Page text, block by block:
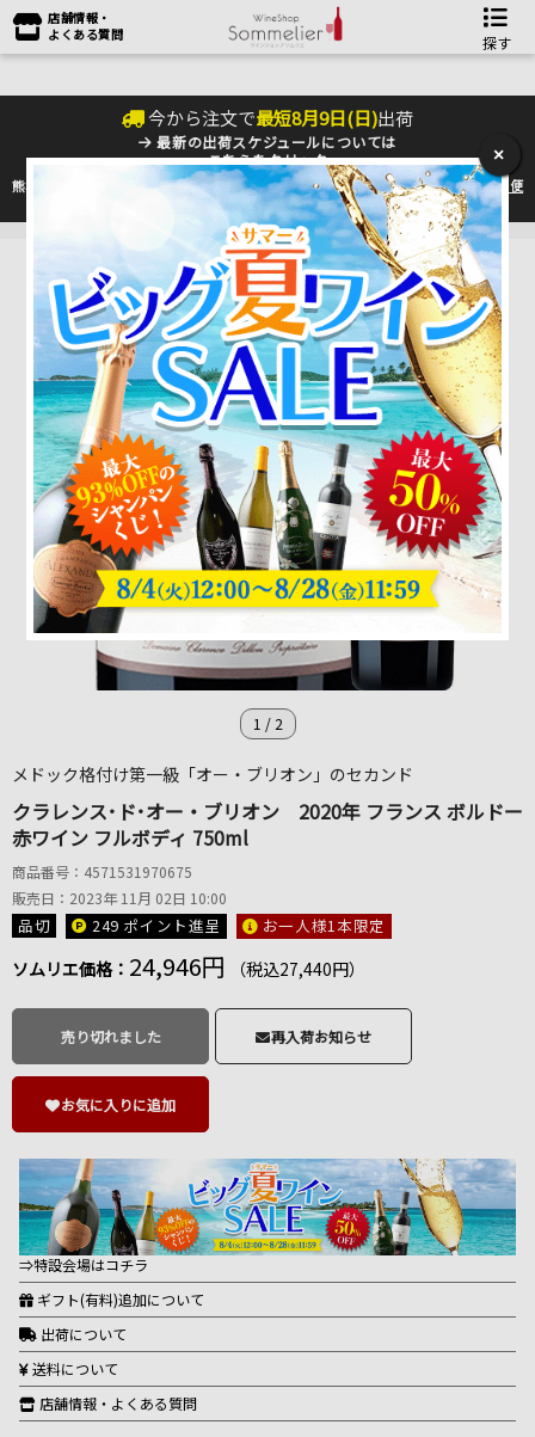
店舗情報・
よくある質問
探す
今から注文で最短8月9日(日)出荷
最新の出荷スケジュールについては
こちらをクリック
熊本地震の影響により九州への配送に遅れが生じております。最新情報は佐川急便
のHP
をご確認下さい。
1 / 2
メドック格付け第一級「オー・ブリオン」のセカンド
クラレンス･ド･オー・ブリオン 2020年 フランス ボルドー
赤ワイン フルボディ 750ml
商品番号：4571531970675
販売日：2023年 11月 02日 10:00
品切 249 ポイント進呈 お一人様1本限定
ソムリエ価格： 24,946円 （税込27,440円）
売り切れました 再入荷お知らせ
お気に入りに追加
⇒特設会場はコチラ
ギフト(有料)追加について
出荷について
送料について
店舗情報・よくある質問
×